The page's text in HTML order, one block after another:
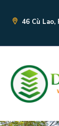
46 Cù Lao,